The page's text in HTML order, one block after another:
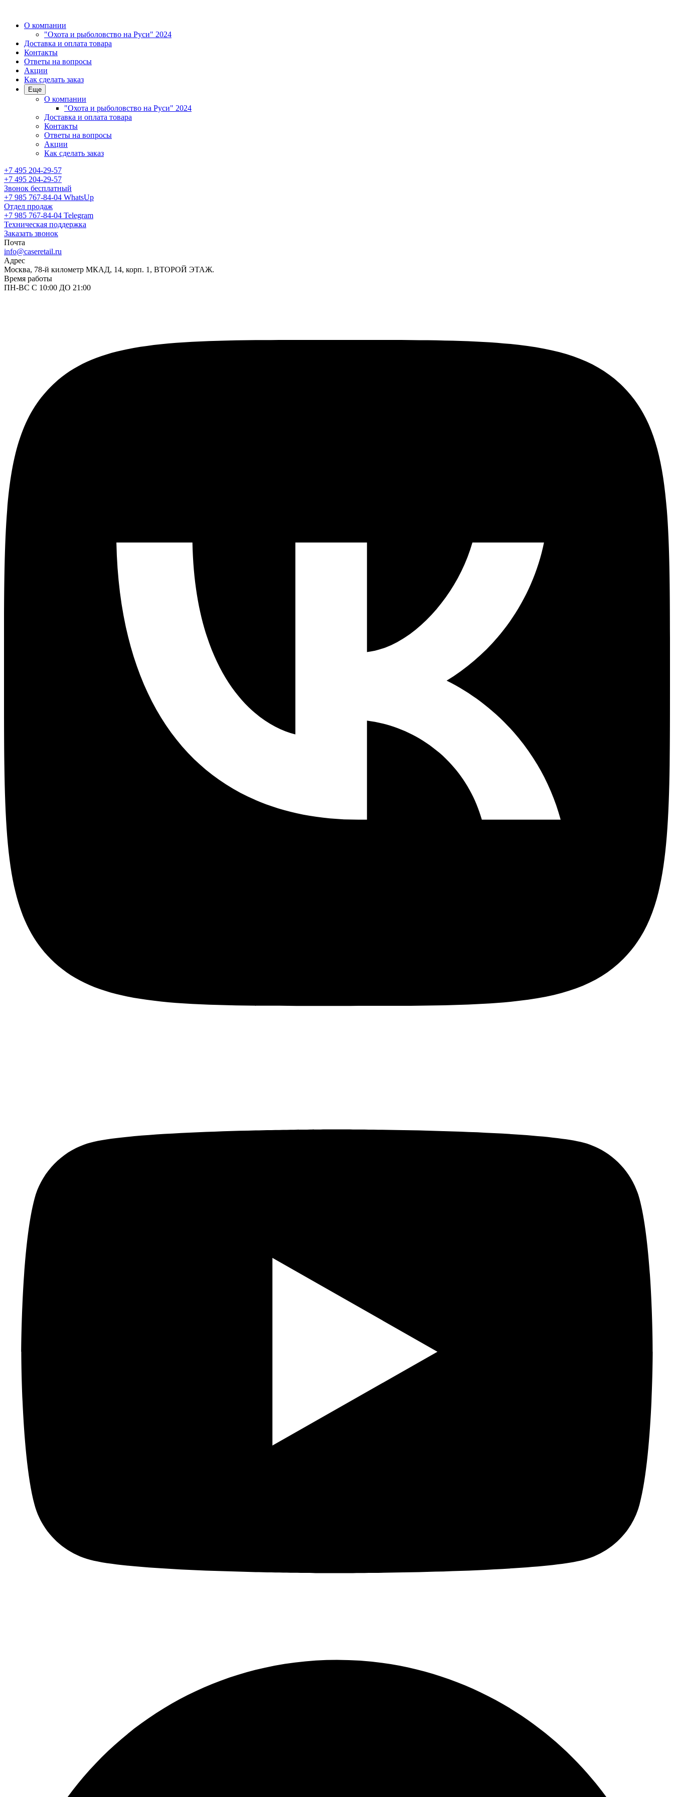
О компании
"Охота и рыболовство на Руси" 2024
Доставка и оплата товара
Контакты
Ответы на вопросы
Акции
Как сделать заказ
Еще
О компании
"Охота и рыболовство на Руси" 2024
Доставка и оплата товара
Контакты
Ответы на вопросы
Акции
Как сделать заказ
+7 495 204-29-57
+7 495 204-29-57
Звонок бесплатный
+7 985 767-84-04 WhatsUp
Отдел продаж
+7 985 767-84-04 Telegram
Техническая поддержка
Заказать звонок
Почта
info@caseretail.ru
Адрес
Москва, 78-й километр МКАД, 14, корп. 1, ВТОРОЙ ЭТАЖ.
Время работы
ПН-ВС С 10:00 ДО 21:00